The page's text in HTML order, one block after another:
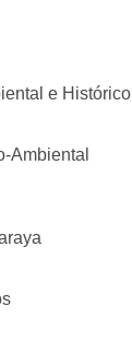
e Histórico
Ambiental